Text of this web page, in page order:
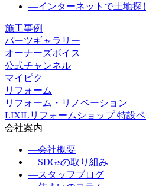
―インターネットで土地探
施工事例
パーツギャラリー
オーナーズボイス
公式チャンネル
マイピク
リフォーム
リフォーム・リノベーション
LIXILリフォームショップ 特設
会社案内
―会社概要
―SDGsの取り組み
―スタッフブログ